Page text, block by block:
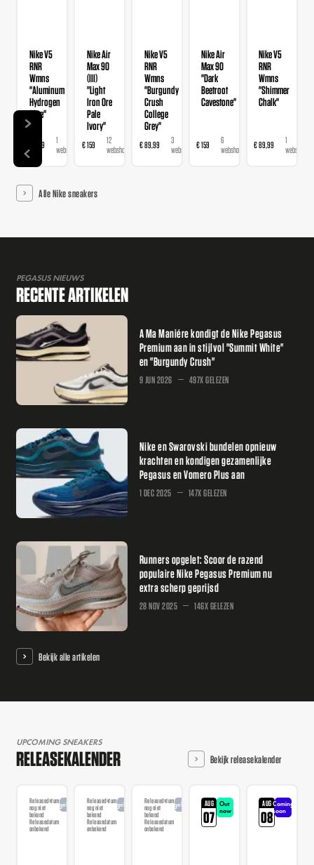
Nike V5
RNR
Wmns
"Aluminum
Hydrogen
Blue"
€ 89,99
1
webshop
Nike Air
Max 90
(III)
"Light
Iron Ore
Pale
Ivory"
€ 159
12
webshops
Nike V5
RNR
Wmns
"Burgundy
Crush
College
Grey"
€ 89,99
3
webshops
Nike Air
Max 90
"Dark
Beetroot
Cavestone"
€ 159
6
webshops
Nike V5
RNR
Wmns
"Shimmer
Chalk"
€ 89,99
1
webshop
Alle Nike sneakers
PEGASUS NIEUWS
RECENTE ARTIKELEN
A Ma Maniére kondigt de Nike Pegasus
Premium aan in stijlvol "Summit White"
en "Burgundy Crush"
9 JUN 2026 497X GELEZEN
Nike en Swarovski bundelen opnieuw
krachten en kondigen gezamenlijke
Pegasus en Vomero Plus aan
1 DEC 2025 147X GELEZEN
Runners opgelet: Scoor de razend
populaire Nike Pegasus Premium nu
extra scherp geprijsd
28 NOV 2025 146X GELEZEN
Bekijk alle artikelen
UPCOMING SNEAKERS
RELEASEKALENDER Bekijk releasekalender
Releasedatum
nog niet
bekend
Releasedatum
onbekend
AangekondigdReleasedatum
nog niet
bekend
Releasedatum
onbekend
AangekondigdReleasedatum
nog niet
bekend
Releasedatum
onbekend
Aangekondigd AUG
07
Out
now
AUG
08
Coming
soon